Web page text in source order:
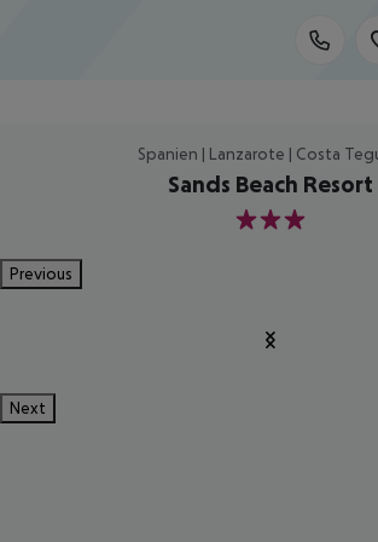
Spanien | Lanzarote | Costa
Sands Beach Resort
3
Previous
Next